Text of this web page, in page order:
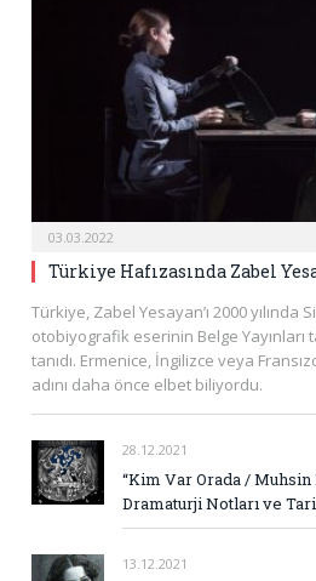
03.03.2022
Türkiye Hafızasında Zabel
Türkiye, Zabel Yesayan’ı 2000 yılında
otobiyografik eserinin Belge Yayınları
tanıdı. Ermenice, İngilizce veya
adını daha önce elbet biliyordu.
28.12.2021
“Kim Var Orada / Muhsin
Dramaturji Notları ve
13.12.2021